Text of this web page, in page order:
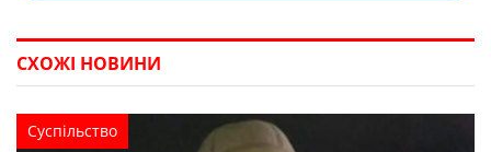
СХОЖІ НОВИНИ
Суспільство